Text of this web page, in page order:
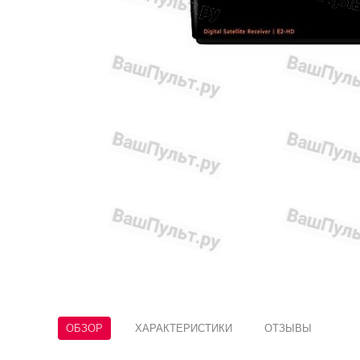
ОБЗОР ХАРАКТЕРИСТИКИ ОТЗЫВЫ